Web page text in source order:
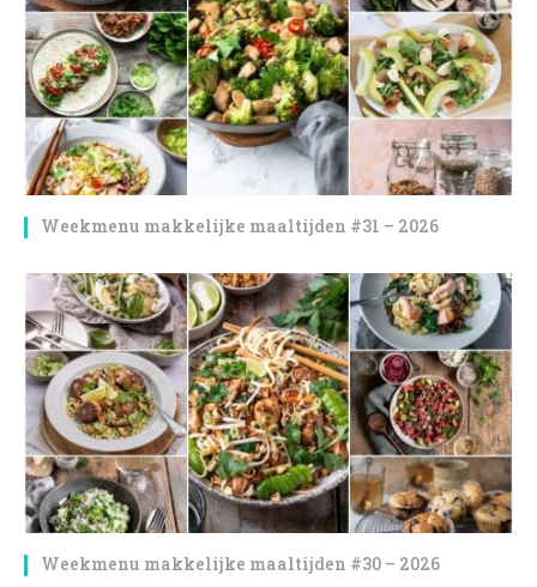
Weekmenu makkelijke maaltijden #31 – 2026
Weekmenu makkelijke maaltijden #30 – 2026